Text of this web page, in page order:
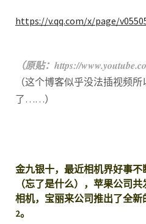
https://v.qq.com/x/page/
（原贴：https://
（这个博客似乎没法插视频
了……）
金九银十，最近相机界好事不
（忘了是什么），苹果公司
相机，宝丽来公司推出了全新
2。